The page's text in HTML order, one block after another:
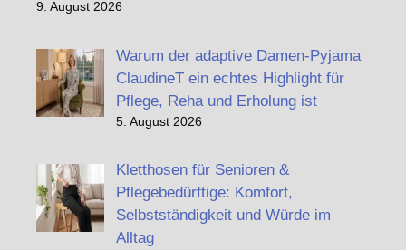
9. August 2026
Warum der adaptive Damen-Pyjama
ClaudineT ein echtes Highlight für
Pflege, Reha und Erholung ist
5. August 2026
Kletthosen für Senioren &
Pflegebedürftige: Komfort,
Selbstständigkeit und Würde im
Alltag